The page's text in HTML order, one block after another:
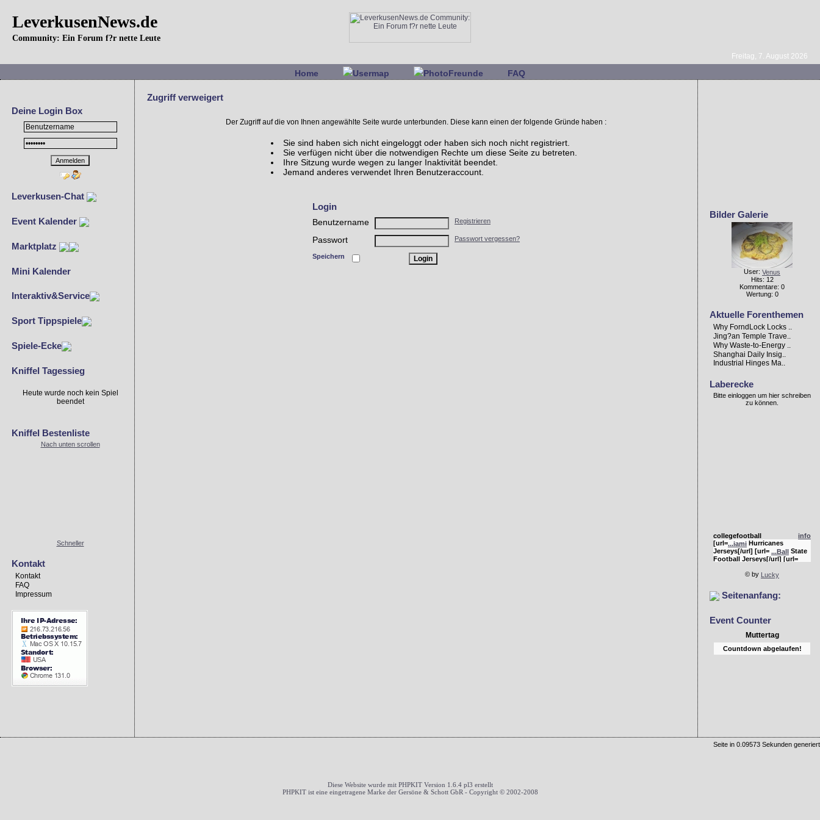
LeverkusenNews.de
Community: Ein Forum f?r nette Leute
Home Usermap PhotoFreunde FAQ
Freitag, 7. August 2026
Deine Login Box
Leverkusen-Chat
Event Kalender
Marktplatz
Mini Kalender
Interaktiv&Service
Sport Tippspiele
Spiele-Ecke
Kniffel Tagessieg
Heute wurde noch kein Spiel
beendet
Kniffel Bestenliste
Nach unten scrollen
Schneller
Kontakt
Kontakt
FAQ
Impressum
Zugriff verweigert
Der Zugriff auf die von Ihnen angewählte Seite wurde unterbunden. Diese kann einen der folgende Gründe haben :
Sie sind haben sich nicht eingeloggt oder haben sich noch nicht registriert.
Sie verfügen nicht über die notwendigen Rechte um diese Seite zu betreten.
Ihre Sitzung wurde wegen zu langer Inaktivität beendet.
Jemand anderes verwendet Ihren Benutzeraccount.
Login
Benutzername Registrieren
Passwort Passwort vergessen?
Speichern
Bilder Galerie
User: Venus
Hits: 12
Kommentare: 0
Wertung: 0
Aktuelle Forenthemen
Why ForndLock Locks ..
Jing?an Temple Trave..
Why Waste-to-Energy ..
Shanghai Daily Insig..
Industrial Hinges Ma..
Laberecke
Bitte einloggen um hier schreiben
zu können.
collegefootball
info
[url= ...iamiHurricanes
Jerseys[/url] [url=
...Ball State
Football Jerseys[/url] [url=
© by
Lucky
Seitenanfang:
Event Counter
Muttertag
Countdown abgelaufen!
Seite in 0.09573 Sekunden generiert
Diese Website wurde mit PHPKIT Version 1.6.4 pl3 erstellt
PHPKIT ist eine eingetragene Marke der Gersöne & Schott GbR - Copyright © 2002-2008